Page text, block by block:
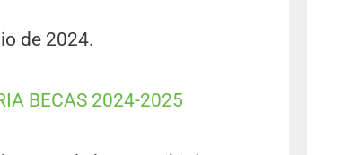
de 2024.
BECAS 2024-2025